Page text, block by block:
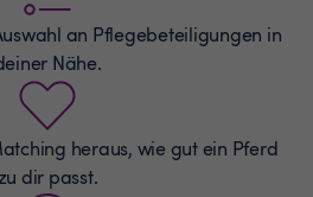
an Pflegebeteiligungen in
Nähe.
heraus, wie gut ein Pferd
dir passt.